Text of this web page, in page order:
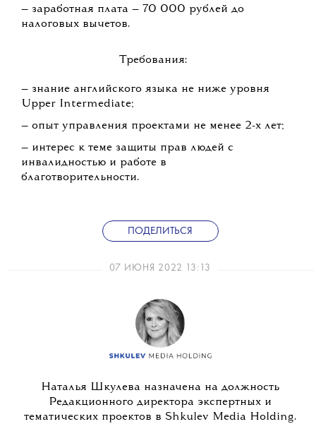
— заработная плата — 70 000 рублей до
налоговых вычетов.
Требования:
— знание английского языка не ниже уровня
Upper Intermediate;
— опыт управления проектами не менее 2-х лет;
— интерес к теме защиты прав людей с
инвалидностью и работе в
благотворительности.
ПОДЕЛИТЬСЯ
07 ИЮНЯ 2022 13:13
Наталья Шкулева назначена на должность
Редакционного директора экспертных и
тематических проектов в Shkulev Media Holding.